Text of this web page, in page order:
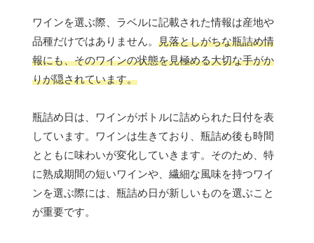
ワインを選ぶ際、ラベルに記載された情報は産地や
品種だけではありません。 見落としがちな瓶詰め情
報にも、そのワインの状態を見極める大切な手がか
りが隠されています。
瓶詰め日は、ワインがボトルに詰められた日付を表
しています。ワインは生きており、瓶詰め後も時間
とともに味わいが変化していきます。そのため、特
に熟成期間の短いワインや、繊細な風味を持つワイ
ンを選ぶ際には、瓶詰め日が新しいものを選ぶこと
が重要です。